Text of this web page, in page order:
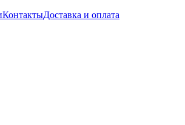
КонтактыДоставка и оплата